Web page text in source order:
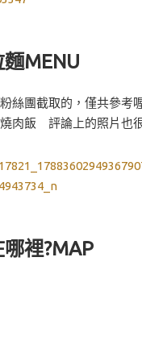
MENU
絲團截取的，僅共參考
肉飯 評論上的照片也
裡?MAP